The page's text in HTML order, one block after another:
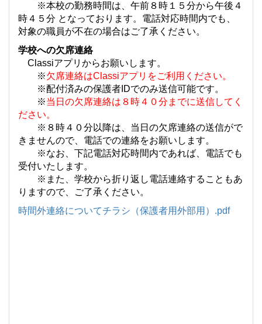
※本校の勤務時間は、午前８時１５分から午後４
時４５分 となっております。電話対応時間内でも、
対象の職員が不在の場合はご了承ください。
学校への欠席連絡
Classiアプリからお願いします。
※欠席連絡はClassiアプリをご利用ください。
※配付済みの保護者IDでのみ送信可能です。
※当日の欠席連絡は８時４０分までに送信してく
ださい。
※８時４０分以降は、当日の欠席連絡の送信がで
きませんので、電話での連絡をお願いします。
※なお、下記電話対応時間内であれば、電話でも
受付いたします。
※また、学校から折り返し電話連絡することもあ
りますので、ご了承ください。
時間外連絡についてチラシ（保護者用外部用）.pdf